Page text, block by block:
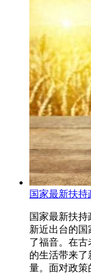
国家最新扶持
国家最新扶持
新近出台的
了福音。在
的生活带来
量。面对政策